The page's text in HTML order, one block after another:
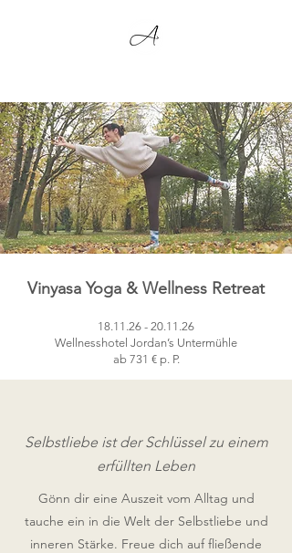
Vinyasa Yoga & Wellness Retreat
18.11.26 - 20.11.26
Wellnesshotel Jordan’s Untermühle
ab 731 € p. P.
Selbstliebe ist der Schlüssel zu einem
erfüllten Leben
Gönn dir eine Auszeit vom Alltag und
tauche ein in die Welt der Selbstliebe und
inneren Stärke. Freue dich auf fließende